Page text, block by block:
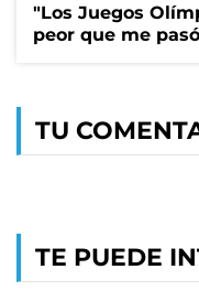
"Los Juegos
peor que me
TU
TE PUEDE